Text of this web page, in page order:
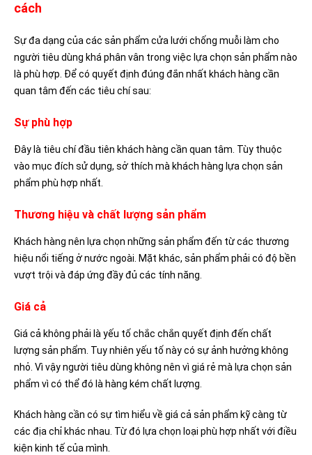
cách
Sự đa dạng của các sản phẩm cửa lưới chống muỗi làm cho
người tiêu dùng khá phân vân trong việc lựa chọn sản phẩm nào
là phù hợp. Để có quyết định đúng đắn nhất khách hàng cần
quan tâm đến các tiêu chí sau:
Sự phù hợp
Đây là tiêu chí đầu tiên khách hàng cần quan tâm. Tùy thuộc
vào mục đích sử dụng, sở thích mà khách hàng lựa chọn sản
phẩm phù hợp nhất.
Thương hiệu và chất lượng sản phẩm
Khách hàng nên lựa chọn những sản phẩm đến từ các thương
hiệu nổi tiếng ở nước ngoài. Mặt khác, sản phẩm phải có độ bền
vượt trội và đáp ứng đầy đủ các tính năng.
Giá cả
Giá cả không phải là yếu tố chắc chắn quyết định đến chất
lượng sản phẩm. Tuy nhiên yếu tố này có sự ảnh hưởng không
nhỏ. Vì vậy người tiêu dùng không nên vì giá rẻ mà lựa chọn sản
phẩm vì có thể đó là hàng kém chất lượng.
Khách hàng cần có sự tìm hiểu về giá cả sản phẩm kỹ càng từ
các địa chỉ khác nhau. Từ đó lựa chọn loại phù hợp nhất với điều
kiện kinh tế của mình.